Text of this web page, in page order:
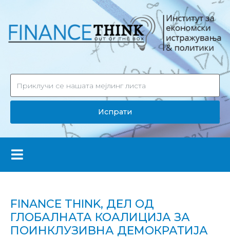
Испрати
FINANCE THINK, ДЕЛ ОД
ГЛОБАЛНАТА КОАЛИЦИЈА ЗА
ПОИНКЛУЗИВНА ДЕМОКРАТИЈА